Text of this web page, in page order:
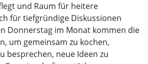
und Raum für heitere
für tiefgründige Diskussionen
Donnerstag im Monat kommen die
um gemeinsam zu kochen,
besprechen, neue Ideen zu